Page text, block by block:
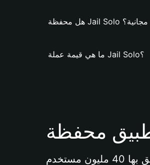
هل محفظة Jail Solo مجانية؟
ما هي قيمة عملة Jail Solo؟